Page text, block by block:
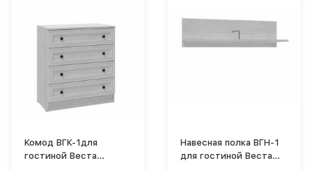
Комод ВГК-1для
гостиной Веста
Навесная полка ВГН-1
для гостиной Веста